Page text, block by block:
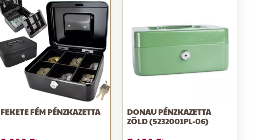
FEKETE FÉM PÉNZKAZETTA
DONAU PÉNZKAZETTA
ZÖLD (5232001PL-06)